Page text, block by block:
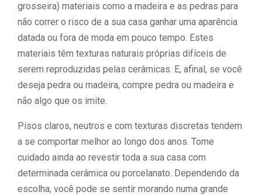
grosseira) materiais como a madeira e as pedras para
não correr o risco de a sua casa ganhar uma aparência
datada ou fora de moda em pouco tempo. Estes
materiais têm texturas naturais próprias difíceis de
serem reproduzidas pelas cerâmicas. E, afinal, se você
deseja pedra ou madeira, compre pedra ou madeira e
não algo que os imite.
Pisos claros, neutros e com texturas discretas tendem
a se comportar melhor ao longo dos anos. Tome
cuidado ainda ao revestir toda a sua casa com
determinada cerâmica ou porcelanato. Dependendo da
escolha, você pode se sentir morando numa grande